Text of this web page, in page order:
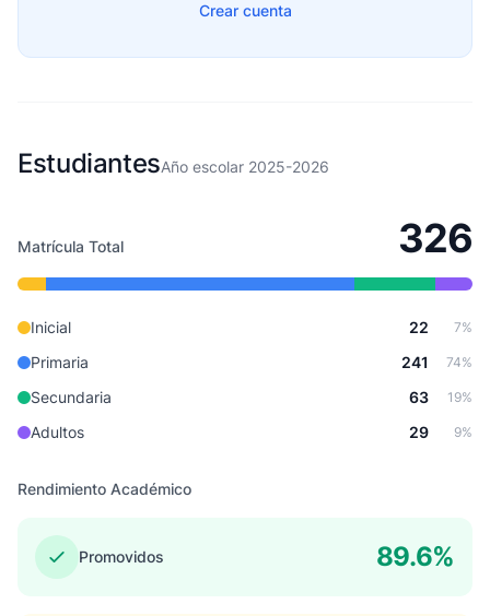
Crear cuenta
EstudiantesAño escolar 2025-2026
Matrícula Total 326
Inicial 22 7%
Primaria 241 74%
Secundaria 63 19%
Adultos 29 9%
Rendimiento Académico
Promovidos 89.6%